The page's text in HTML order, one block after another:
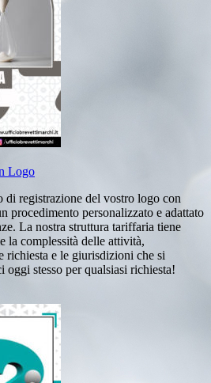
Logo
di registrazione del vostro logo con
procedimento personalizzato e adattato
La nostra struttura tariffaria tiene
la complessità delle attività,
richiesta e le giurisdizioni che si
oggi stesso per qualsiasi richiesta!